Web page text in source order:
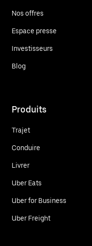
Nos offres
Espace presse
Investisseurs
Blog
Produits
Trajet
Conduire
Livrer
Uber Eats
Uber for Business
Uber Freight